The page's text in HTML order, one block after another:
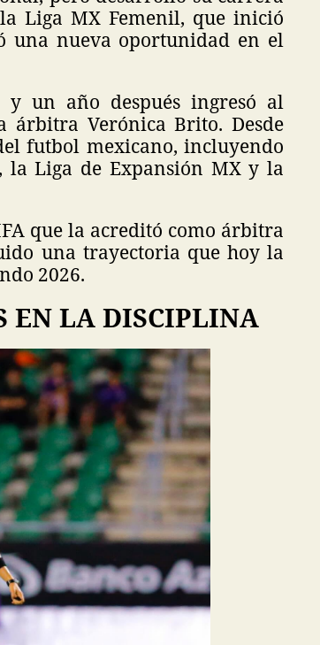
Liga MX Femenil, que inició
una nueva oportunidad en el
un año después ingresó al
Verónica Brito. Desde
futbol mexicano, incluyendo
la Liga de Expansión MX y la
que la acreditó como árbitra
una trayectoria que hoy la
2026.
EN LA DISCIPLINA